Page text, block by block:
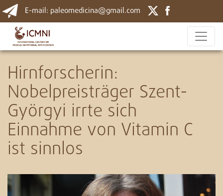
E-mail: paleomedicina@gmail.com
Hirnforscherin:
Nobelpreisträger Szent-
Györgyi irrte sich
Einnahme von Vitamin C
ist sinnlos